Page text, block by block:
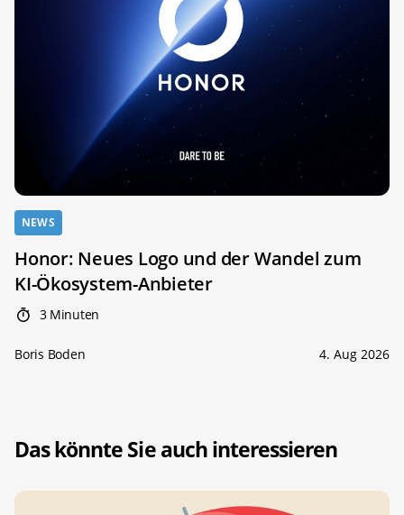
NEWS
Honor: Neues Logo und der Wandel zum
KI-Ökosystem-Anbieter
3 Minuten
Boris Boden 4. Aug 2026
Das könnte Sie auch interessieren